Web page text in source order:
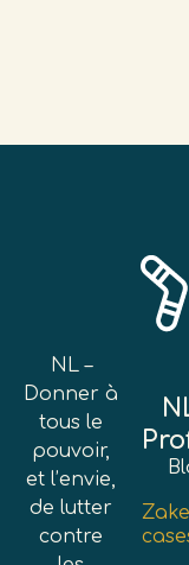
NL –
Donner à
tous le
pouvoir,
et l’envie,
de lutter
contre